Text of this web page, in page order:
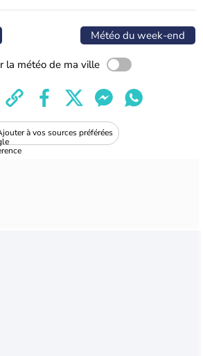
Météo du week-end
la météo de ma ville
à vos sources préférées